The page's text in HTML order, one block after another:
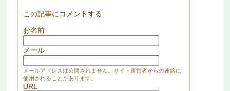
この記事にコメントする
お名前
メール
メールアドレスは公開されません。サイト運営者からの連絡に
使用されることがあります。
URL